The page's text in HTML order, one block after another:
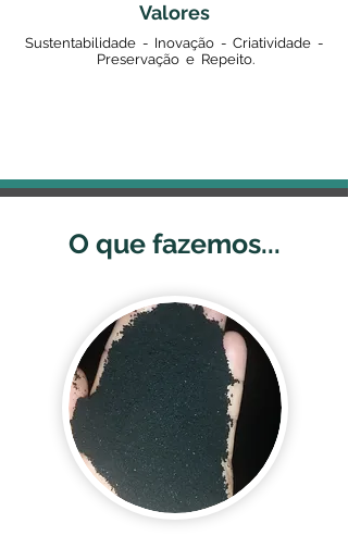
Sustentabilidade - Inovação - Criatividade -
Preservação e Repeito.
Valores
O que fazemos...